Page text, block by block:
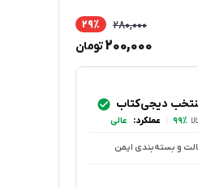
280,000 29٪
200,000تومان
دیجی‌کتاب
۹۹٪ عملکرد: عالی
و بسته‌بندی ایمن